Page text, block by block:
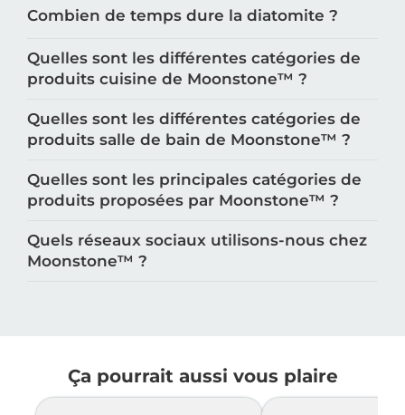
Combien de temps dure la diatomite ?
Quelles sont les différentes catégories de
produits cuisine de Moonstone™️ ?
Quelles sont les différentes catégories de
produits salle de bain de Moonstone™️ ?
Quelles sont les principales catégories de
produits proposées par Moonstone™️ ?
Quels réseaux sociaux utilisons-nous chez
Moonstone™️ ?
Ça pourrait aussi vous plaire